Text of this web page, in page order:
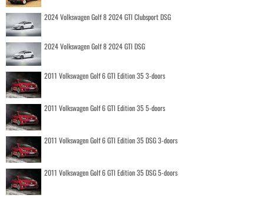
2024 Volkswagen Golf 8 2024 GTI Clubsport DSG
2024 Volkswagen Golf 8 2024 GTI DSG
2011 Volkswagen Golf 6 GTI Edition 35 3-doors
2011 Volkswagen Golf 6 GTI Edition 35 5-doors
2011 Volkswagen Golf 6 GTI Edition 35 DSG 3-doors
2011 Volkswagen Golf 6 GTI Edition 35 DSG 5-doors